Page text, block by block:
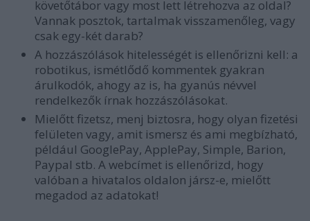
követőtábor vagy most lett létrehozva az oldal?
Vannak posztok, tartalmak visszamenőleg, vagy
csak egy-két darab?
A hozzászólások hitelességét is ellenőrizni kell: a
robotikus, ismétlődő kommentek gyakran
árulkodók, ahogy az is, ha gyanús névvel
rendelkezők írnak hozzászólásokat.
Mielőtt fizetsz, menj biztosra, hogy olyan fizetési
felületen vagy, amit ismersz és ami megbízható,
például GooglePay, ApplePay, Simple, Barion,
Paypal stb. A webcímet is ellenőrizd, hogy
valóban a hivatalos oldalon jársz-e, mielőtt
megadod az adatokat!